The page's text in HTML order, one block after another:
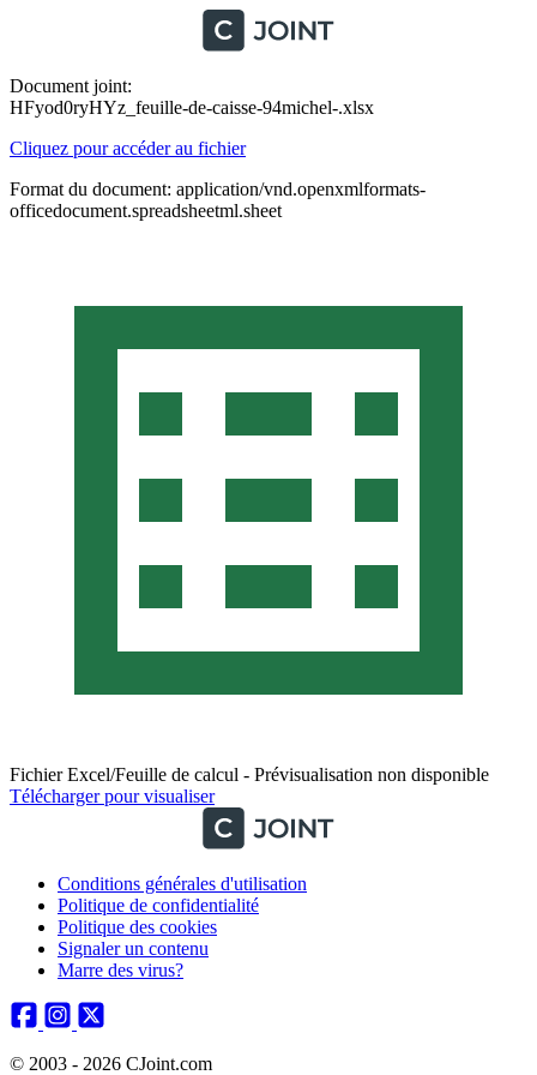
Document joint:
HFyod0ryHYz_feuille-de-caisse-94michel-.xlsx
Cliquez pour accéder au fichier
Format du document: application/vnd.openxmlformats-
officedocument.spreadsheetml.sheet
Fichier Excel/Feuille de calcul - Prévisualisation non disponible
Télécharger pour visualiser
Conditions générales d'utilisation
Politique de confidentialité
Politique des cookies
Signaler un contenu
Marre des virus?
© 2003 - 2026 CJoint.com